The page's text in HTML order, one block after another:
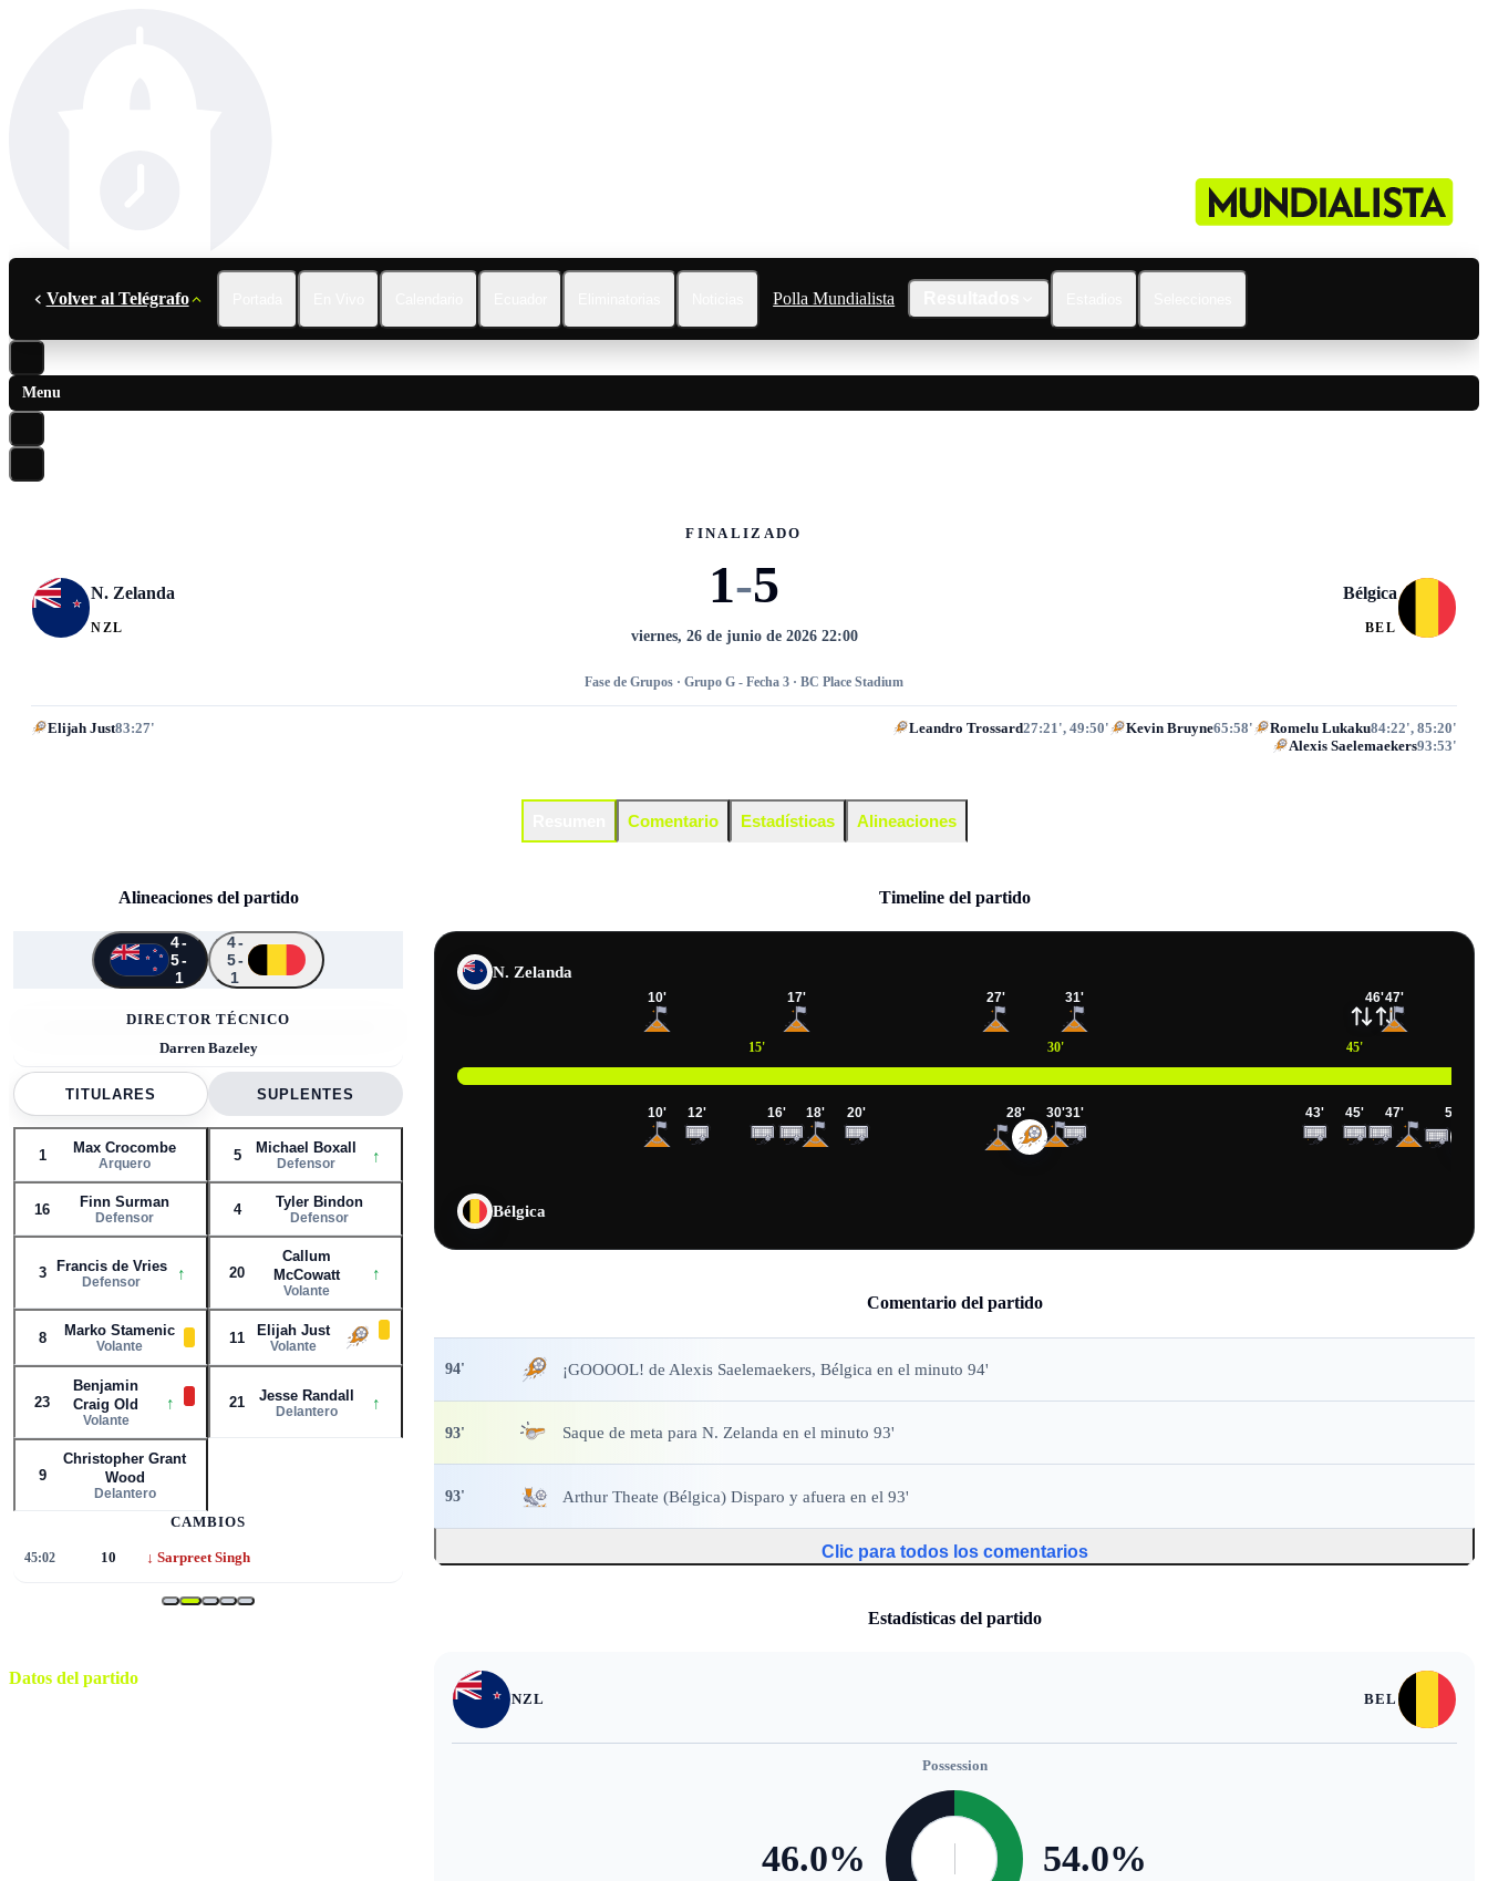
Volver al Telégrafo Polla Mundialista
Menu
N. Zelanda
NZL
FINALIZADO
1-5
viernes, 26 de junio de 2026 22:00
Fase de Grupos · Grupo G - Fecha 3 · BC Place Stadium
Bélgica
BEL
Elijah Just83:27' Leandro Trossard27:21', 49:50' Kevin Bruyne65:58' Romelu Lukaku84:22', 85:20'
Alexis Saelemaekers93:53'
Comentario Estadísticas Alineaciones
Alineaciones del partido
4-
5-
1
4-
5-
1
↑↑ ↑
↑
DIRECTOR TÉCNICO
Darren Bazeley
TITULARES SUPLENTES
1 Max Crocombe
Arquero
5 Michael Boxall
Defensor ↑
16 Finn Surman
Defensor
4 Tyler Bindon
Defensor
3 Francis de Vries
Defensor ↑ 20
Callum
McCowatt
Volante
↑
8 Marko Stamenic
Volante
11 Elijah Just
Volante
23
Benjamin
Craig Old
Volante
↑ 21 Jesse Randall
Delantero ↑
9
Christopher Grant
Wood
Delantero
CAMBIOS
63:49 6 ↓ Joe Robert
Datos del partido
Timeline del partido
N. Zelanda
15' 30' 45'
10'
10' 12' 16'
17'
18' 20'
27'
28' 30'
31'
31' 43' 45'
46'
47'
47'
50
Bélgica
Comentario del partido
94' ¡GOOOOL! de Alexis Saelemaekers, Bélgica en el minuto 94'
93' Saque de meta para N. Zelanda en el minuto 93'
93' Arthur Theate (Bélgica) Disparo y afuera en el 93'
Clic para todos los comentarios
Estadísticas del partido
NZL BEL
Possession
46.0% 54.0%